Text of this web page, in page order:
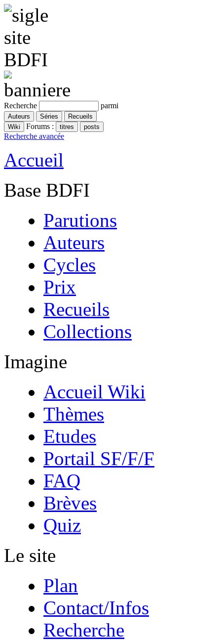
Recherche parmi
Forums :
Recherche avancée
Accueil
Base BDFI
Parutions
Auteurs
Cycles
Prix
Recueils
Collections
Imagine
Accueil Wiki
Thèmes
Etudes
Portail SF/F/F
FAQ
Brèves
Quiz
Le site
Plan
Contact/Infos
Recherche